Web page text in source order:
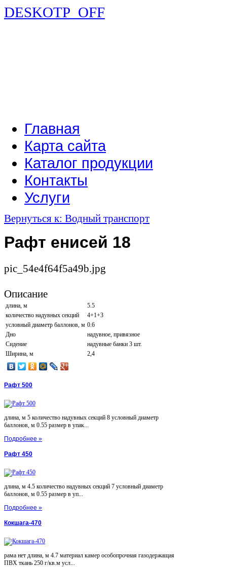
DESKOTP_OFF
Главная
Карта сайта
Каталог продукции
Контакты
Услуги
Вернуться к: Водный транспорт
Рафт енисей 18
pic_54e4f64f5a49b.jpg
Описание
длина, м
5.5
количество надувных секций
4+1+3
условный диаметр баллонов, м 0.6
Дно
надувное, привязное
Сидение
надувные банки 3 шт.
Ширина, м
2,4
Рафт 500
длина, м 5 количество надувных секций 8 условный диаметр
баллонов, м 0.55 размер в упак...
Подробнее »
Рафт 450
длина, м 4.5 количество надувных секций 7 условный диаметр
баллонов, м 0.55 размер в уп...
Подробнее »
Кокшага-470
рама нет длина, м 4.7 материал камер особопрочная газодержащая
ПВХ ткань 250 г/кв.м усл...